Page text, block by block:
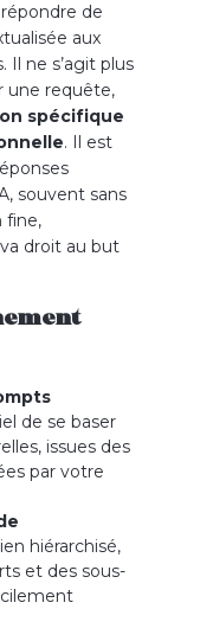
de
aux
Il ne s’agit plus
une requête,
spécifique
. Il est
souvent sans
fine,
droit au but
de se baser
issues des
par votre
hiérarchisé,
et des sous-